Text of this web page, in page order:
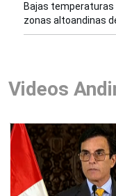
Bajas temperaturas
zonas altoandinas
Videos